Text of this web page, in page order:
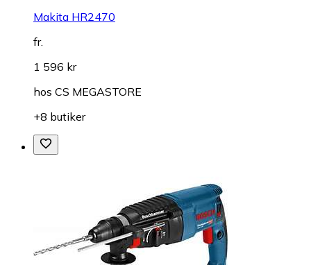
Makita HR2470
fr.
1 596 kr
hos CS MEGASTORE
+8 butiker